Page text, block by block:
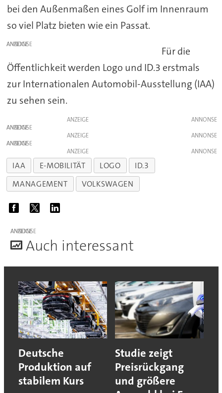
bei den Außenmaßen eines Golf im Innenraum
so viel Platz bieten wie ein Passat.
ANZEIGE
Für die
Öffentlichkeit werden Logo und ID.3 erstmals
zur Internationalen Automobil-Ausstellung (IAA)
zu sehen sein.
ANZEIGE
ANZEIGE
ANZEIGE
ANZEIGE
ANZEIGE
IAA E-MOBILITÄT LOGO
ID.3
MANAGEMENT
VOLKSWAGEN
ANZEIGE
Auch interessant
Deutsche
Produktion auf
stabilem Kurs
Studie zeigt
Preisrückgang
und größere